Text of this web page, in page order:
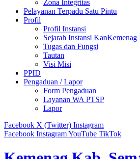
Zona Integritas
Pelayanan Terpadu Satu Pintu
Profil
Profil Instansi
Sejarah Instansi KanKemenag
Tugas dan Fungsi
Tautan
Visi Misi
PPID
Pengaduan / Lapor
Form Pengaduan
Layanan WA PTSP
Lapor
Facebook X (Twitter) Instagram
Facebook InstagramYouTube TikTok